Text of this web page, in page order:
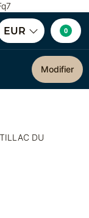
EUR 0
Modifier
DU